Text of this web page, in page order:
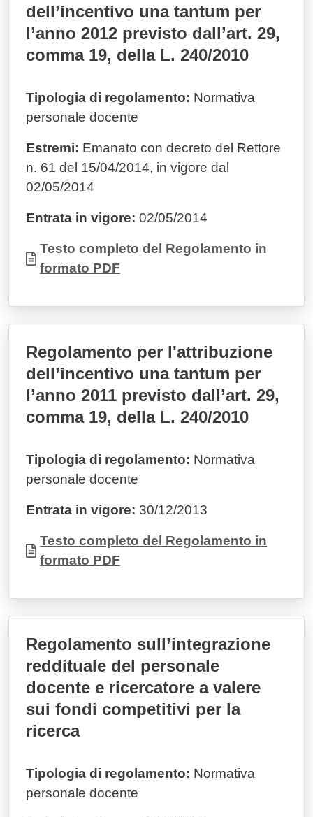
dell’incentivo una tantum per
l’anno 2012 previsto dall’art. 29,
comma 19, della L. 240/2010
Tipologia di regolamento: Normativa
personale docente
Estremi: Emanato con decreto del Rettore
n. 61 del 15/04/2014, in vigore dal
02/05/2014
Entrata in vigore: 02/05/2014
Documento
Testo completo del Regolamento in
formato PDF
Regolamento per l'attribuzione
dell’incentivo una tantum per
l’anno 2011 previsto dall’art. 29,
comma 19, della L. 240/2010
Tipologia di regolamento: Normativa
personale docente
Entrata in vigore: 30/12/2013
Documento
Testo completo del Regolamento in
formato PDF
Regolamento sull’integrazione
reddituale del personale
docente e ricercatore a valere
sui fondi competitivi per la
ricerca
Tipologia di regolamento: Normativa
personale docente